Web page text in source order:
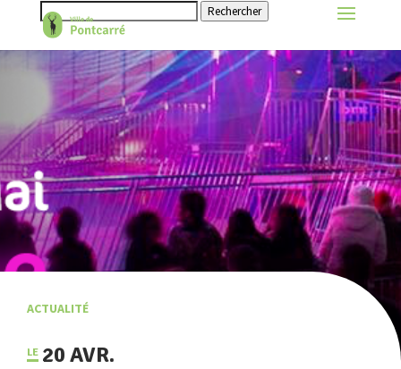
Rechercher
ACTUALITÉ
20 AVR.